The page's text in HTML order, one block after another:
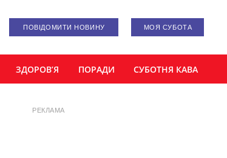
ПОВІДОМИТИ НОВИНУ МОЯ СУБОТА
ЗДОРОВ’Я ПОРАДИ СУБОТНЯ КАВА
РЕКЛАМА